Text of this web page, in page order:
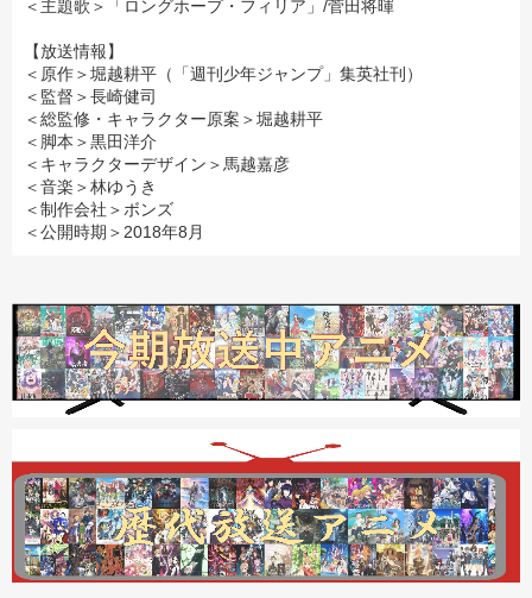
＜主題歌＞「ロングホープ・フィリア」/菅田将暉
【放送情報】
＜原作＞堀越耕平（「週刊少年ジャンプ」集英社刊）
＜監督＞長崎健司
＜総監修・キャラクター原案＞堀越耕平
＜脚本＞黒田洋介
＜キャラクターデザイン＞馬越嘉彦
＜音楽＞林ゆうき
＜制作会社＞ボンズ
＜公開時期＞2018年8月